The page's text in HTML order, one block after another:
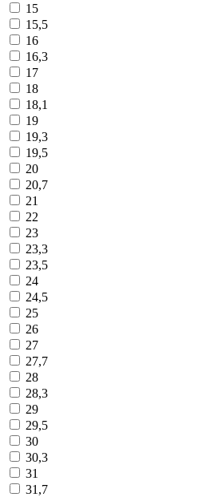
15
15,5
16
16,3
17
18
18,1
19
19,3
19,5
20
20,7
21
22
23
23,3
23,5
24
24,5
25
26
27
27,7
28
28,3
29
29,5
30
30,3
31
31,7